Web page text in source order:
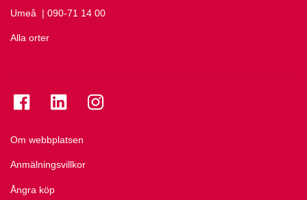
Umeå Ring Umeå på
| 090-71 14 00
Alla orter
Om webbplatsen
Anmälningsvillkor
Ångra köp
Se folkuniversitetet på Facebook
Se folkuniversitetet på LinkedIn